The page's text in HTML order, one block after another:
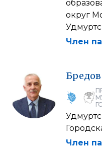
округ
Член
Бредов
Член